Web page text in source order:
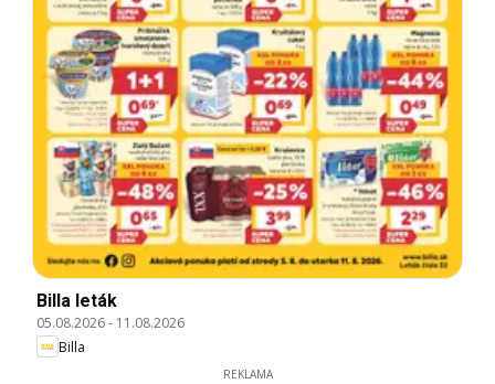
Billa leták
05.08.2026- 11.08.2026
Billa
REKLAMA